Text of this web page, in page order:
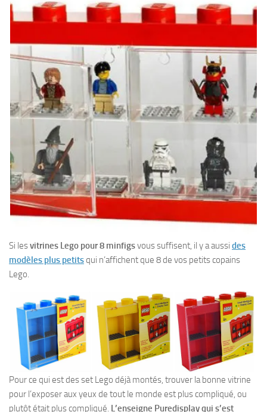
Si lesvitrines Lego pour 8 minfigsvous suffisent, il y a aussi des
modèles plus petitsqui n’affichent que 8 de vos petits copains
Lego.
Pour ce qui est des set Lego déjà montés, trouver la bonne vitrine
pour l’exposer aux yeux de tout le monde est plus compliqué, ou
plutôt était plus compliqué. L’enseigne Puredisplay qui s’est